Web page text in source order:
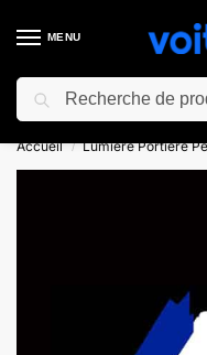
MENU
⚡ 10% de réduction pour
Accueil / Lumiere Portiere